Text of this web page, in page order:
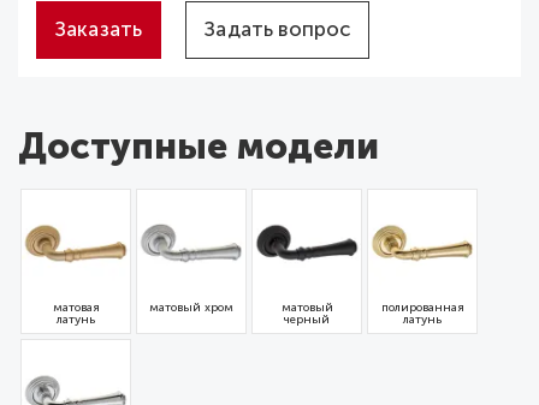
Заказать Задать вопрос
Доступные модели
матовая
латунь
матовый хром
матовый
черный
полированная
латунь